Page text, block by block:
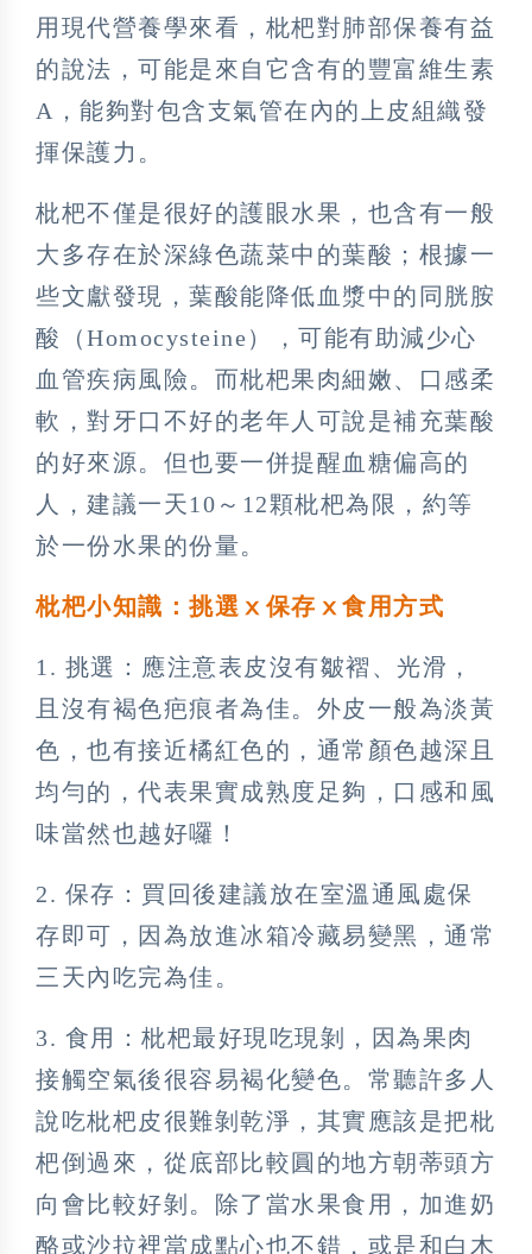
用現代營養學來看，枇杷對肺部保養有益
的說法，可能是來自它含有的豐富維生素
A，能夠對包含支氣管在內的上皮組織發
揮保護力。
枇杷不僅是很好的護眼水果，也含有一般
大多存在於深綠色蔬菜中的葉酸；根據一
些文獻發現，葉酸能降低血漿中的同胱胺
酸（Homocysteine），可能有助減少心
血管疾病風險。而枇杷果肉細嫩、口感柔
軟，對牙口不好的老年人可說是補充葉酸
的好來源。但也要一併提醒血糖偏高的
人，建議一天10～12顆枇杷為限，約等
於一份水果的份量。
枇杷小知識：挑選ⅹ保存ⅹ食用方式
1. 挑選：應注意表皮沒有皺褶、光滑，
且沒有褐色疤痕者為佳。外皮一般為淡黃
色，也有接近橘紅色的，通常顏色越深且
均勻的，代表果實成熟度足夠，口感和風
味當然也越好囉！
2. 保存：買回後建議放在室溫通風處保
存即可，因為放進冰箱冷藏易變黑，通常
三天內吃完為佳。
3. 食用：枇杷最好現吃現剝，因為果肉
接觸空氣後很容易褐化變色。常聽許多人
說吃枇杷皮很難剝乾淨，其實應該是把枇
杷倒過來，從底部比較圓的地方朝蒂頭方
向會比較好剝。除了當水果食用，加進奶
酪或沙拉裡當成點心也不錯，或是和白木